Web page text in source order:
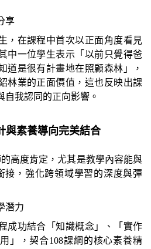
享
，在課程中首次以正面角度看見
中一位學生表示「以前只覺得爸
道是很有計畫地在照顧森林」，
林業的正面價值，這也反映出課
自我認同的正向影響。
與素養導向完美結合
高度肯定，尤其是教學內容能與
接，強化跨領域學習的深度與彈
潛力
成功結合「知識概念」、「實作
」，契合108課綱的核心素養精